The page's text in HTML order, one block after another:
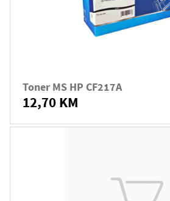
Toner MS HP CF217A
12,70 KM